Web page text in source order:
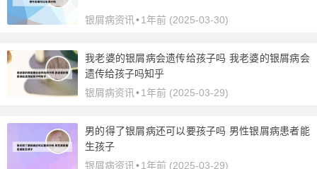
银屑病资讯 •1年前 (2025-03-30)
我老婆的银屑病会遗传给孩子吗 我老婆的银屑病会
遗传给孩子吗知乎
银屑病资讯 •1年前 (2025-03-29)
男的得了银屑病还可以要孩子吗 男性银屑病患者能
生孩子
银屑病资讯 •1年前 (2025-03-29)